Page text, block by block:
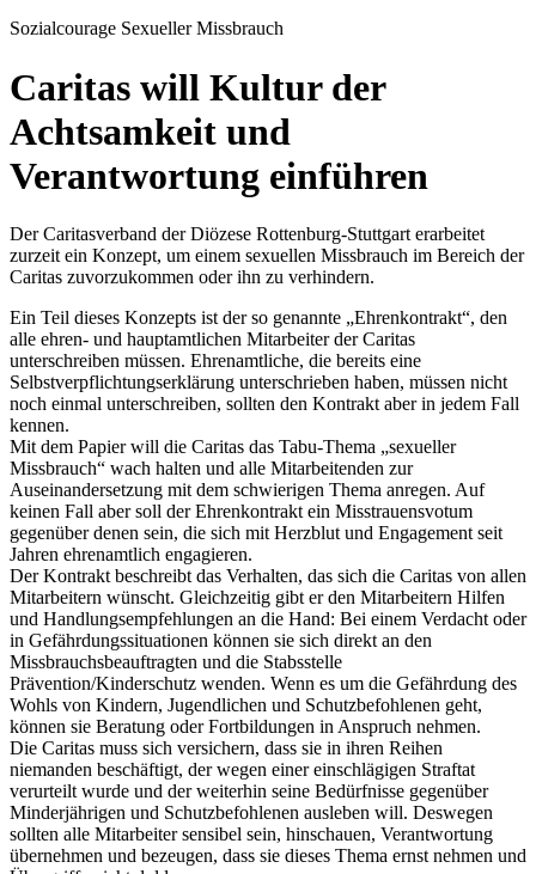
Sozialcourage Sexueller Missbrauch
Caritas will Kultur der
Achtsamkeit und
Verantwortung einführen
Der Caritasverband der Diözese Rottenburg-Stuttgart erarbeitet
zurzeit ein Konzept, um einem sexuellen Missbrauch im Bereich der
Caritas zuvorzukommen oder ihn zu verhindern.
Ein Teil dieses Konzepts ist der so genannte „Ehrenkontrakt“, den
alle ehren- und hauptamtlichen Mitarbeiter der Caritas
unterschreiben müssen. Ehrenamtliche, die bereits eine
Selbstverpflichtungserklärung unterschrieben haben, müssen nicht
noch einmal unterschreiben, sollten den Kontrakt aber in jedem Fall
kennen.
Mit dem Papier will die Caritas das Tabu-Thema „sexueller
Missbrauch“ wach halten und alle Mitarbeitenden zur
Auseinandersetzung mit dem schwierigen Thema anregen. Auf
keinen Fall aber soll der Ehrenkontrakt ein Misstrauensvotum
gegenüber denen sein, die sich mit Herzblut und Engagement seit
Jahren ehrenamtlich engagieren.
Der Kontrakt beschreibt das Verhalten, das sich die Caritas von allen
Mitarbeitern wünscht. Gleichzeitig gibt er den Mitarbeitern Hilfen
und Handlungsempfehlungen an die Hand: Bei einem Verdacht oder
in Gefährdungssituationen können sie sich direkt an den
Missbrauchsbeauftragten und die Stabsstelle
Prävention/Kinderschutz wenden. Wenn es um die Gefährdung des
Wohls von Kindern, Jugendlichen und Schutzbefohlenen geht,
können sie Beratung oder Fortbildungen in Anspruch nehmen.
Die Caritas muss sich versichern, dass sie in ihren Reihen
niemanden beschäftigt, der wegen einer einschlägigen Straftat
verurteilt wurde und der weiterhin seine Bedürfnisse gegenüber
Minderjährigen und Schutzbefohlenen ausleben will. Deswegen
sollten alle Mitarbeiter sensibel sein, hinschauen, Verantwortung
übernehmen und bezeugen, dass sie dieses Thema ernst nehmen und